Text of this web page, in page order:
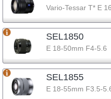
Vario-Tessar T* E
SEL1850
E 18-50mm F4-5.6
SEL1855
E 18-55mm F3.5-